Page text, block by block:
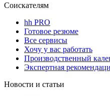
Соискателям
hh PRO
Готовое резюме
Все сервисы
Хочу у вас работать
Производственный
Экспертная
Новости и статьи